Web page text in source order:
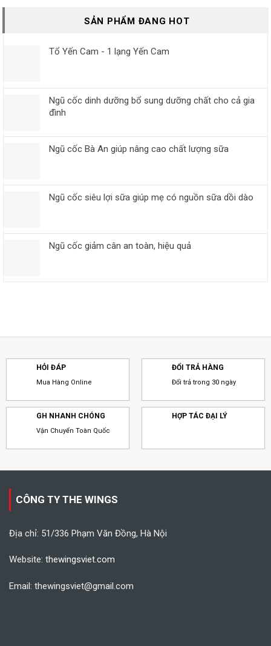
SẢN PHẨM ĐANG HOT
Tổ Yến Cam - 1 lạng Yến Cam
Ngũ cốc dinh dưỡng bổ sung dưỡng chất cho cả gia
đình
Ngũ cốc Bà An giúp nâng cao chất lượng sữa
Ngũ cốc siêu lợi sữa giúp mẹ có nguồn sữa dồi dào
Ngũ cốc giảm cân an toàn, hiệu quả
HỎI ĐÁP
Mua Hàng Online
ĐỔI TRẢ HÀNG
Đổi trả trong 30 ngày
GH NHANH CHÓNG
Vận Chuyển Toàn Quốc
HỢP TÁC ĐẠI LÝ
CÔNG TY THE WINGS
Địa chỉ: 51/336 Phạm Văn Đồng, Hà Nội
Website: thewingsviet.com
Email: thewingsviet@gmail.com